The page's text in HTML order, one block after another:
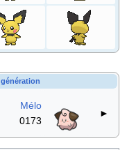
Mélo
0173
►